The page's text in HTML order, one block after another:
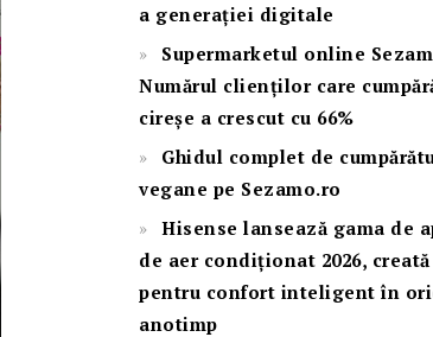
a generației digitale
Supermarketul online
Numărul clienților care
cireșe a crescut cu 66%
Ghidul complet de
vegane pe Sezamo.ro
Hisense lansează gama de
de aer condiționat 2026, creată
pentru confort inteligent în
anotimp